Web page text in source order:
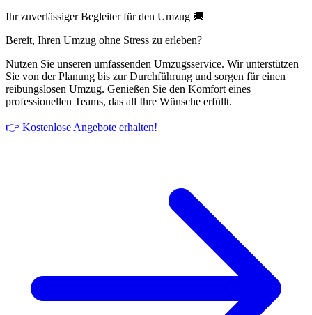
Ihr zuverlässiger Begleiter für den Umzug 🚚
Bereit, Ihren Umzug ohne Stress zu erleben?
Nutzen Sie unseren umfassenden Umzugsservice. Wir unterstützen
Sie von der Planung bis zur Durchführung und sorgen für einen
reibungslosen Umzug. Genießen Sie den Komfort eines
professionellen Teams, das all Ihre Wünsche erfüllt.
👉 Kostenlose Angebote erhalten!